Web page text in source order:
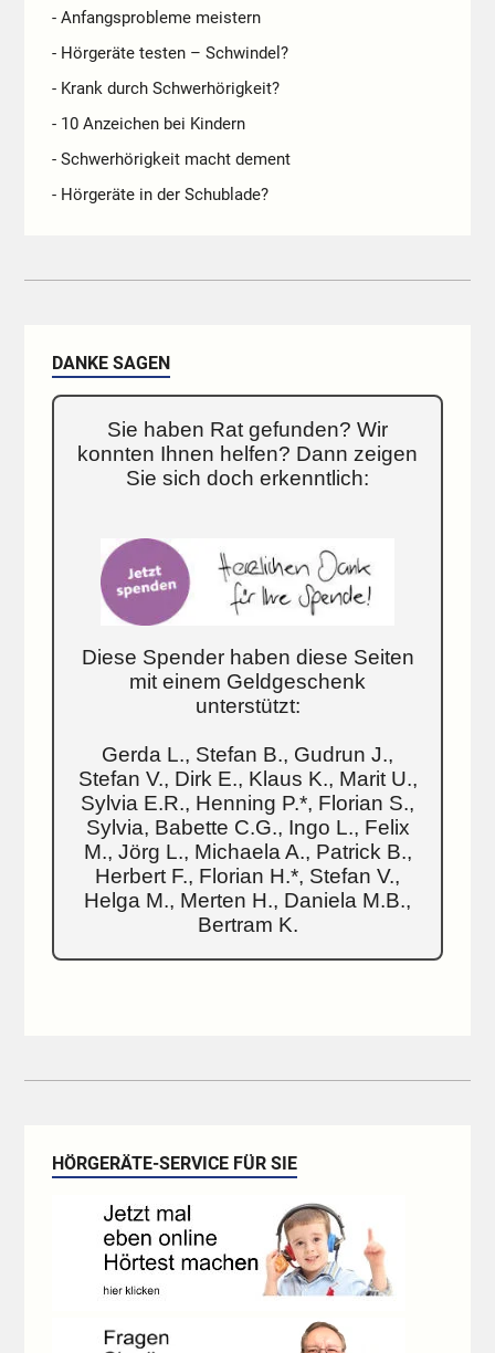
- Anfangsprobleme meistern
- Hörgeräte testen – Schwindel?
- Krank durch Schwerhörigkeit?
- 10 Anzeichen bei Kindern
- Schwerhörigkeit macht dement
- Hörgeräte in der Schublade?
DANKE SAGEN
Sie haben Rat gefunden? Wir
konnten Ihnen helfen? Dann zeigen
Sie sich doch erkenntlich:
Diese Spender haben diese Seiten
mit einem Geldgeschenk
unterstützt:
Gerda L., Stefan B., Gudrun J.,
Stefan V., Dirk E., Klaus K., Marit U.,
Sylvia E.R., Henning P.*, Florian S.,
Sylvia, Babette C.G., Ingo L., Felix
M., Jörg L., Michaela A., Patrick B.,
Herbert F., Florian H.*, Stefan V.,
Helga M., Merten H., Daniela M.B.,
Bertram K.
HÖRGERÄTE-SERVICE FÜR SIE